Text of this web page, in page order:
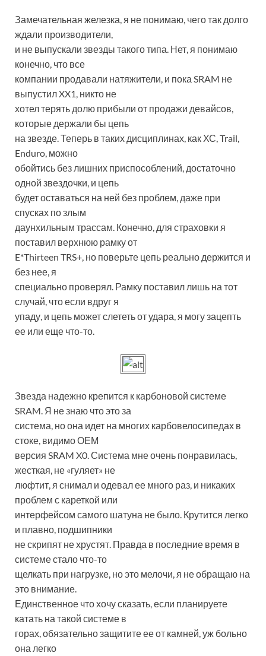
Замечательная железка, я не понимаю, чего так долго
ждали производители,
и не выпускали звезды такого типа. Нет, я понимаю
конечно, что все
компании продавали натяжители, и пока SRAM не
выпустил XX1, никто не
хотел терять долю прибыли от продажи девайсов,
которые держали бы цепь
на звезде. Теперь в таких дисциплинах, как ХС, Trail,
Enduro, можно
обойтись без лишних приспособлений, достаточно
одной звездочки, и цепь
будет оставаться на ней без проблем, даже при
спусках по злым
даунхильным трассам. Конечно, для страховки я
поставил верхнюю рамку от
E*Thirteen TRS+, но поверьте цепь реально держится и
без нее, я
специально проверял. Рамку поставил лишь на тот
случай, что если вдруг я
упаду, и цепь может слететь от удара, я могу зацепть
ее или еще что-то.
Звезда надежно крепится к карбоновой системе
SRAM. Я не знаю что это за
система, но она идет на многих карбовелосипедах в
стоке, видимо ОЕМ
версия SRAM X0. Система мне очень понравилась,
жесткая, не «гуляет» не
люфтит, я снимал и одевал ее много раз, и никаких
проблем с кареткой или
интерфейсом самого шатуна не было. Крутится легко
и плавно, подшипники
не скрипят не хрустят. Правда в последние время в
системе стало что-то
щелкать при нагрузке, но это мелочи, я не обращаю на
это внимание.
Единственное что хочу сказать, если планируете
катать на такой системе в
горах, обязательно защитите ее от камней, уж больно
она легко